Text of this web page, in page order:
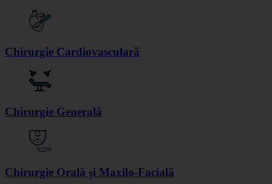
Chirurgie Cardiovasculară
Chirurgie Generală
Chirurgie Orală și Maxilo-Facială